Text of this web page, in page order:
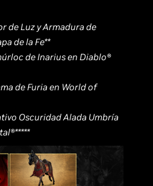
de Luz y Armadura de
de la Fe**
de Inarius en Diablo®
de Furia en World of
Oscuridad Alada Umbría